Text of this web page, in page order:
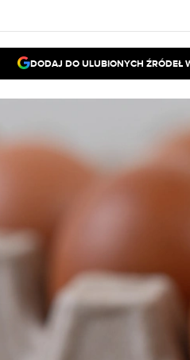
DODAJ DO ULUBIONYCH ŹRÓDEŁ